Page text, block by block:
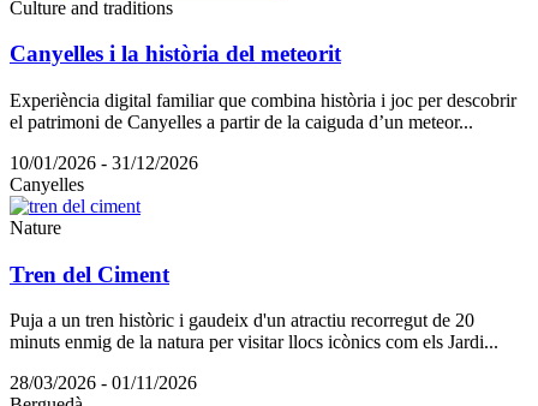
Culture and traditions
Canyelles i la història del meteorit
Experiència digital familiar que combina història i joc per descobrir
el patrimoni de Canyelles a partir de la caiguda d’un meteor...
10/01/2026 - 31/12/2026
Canyelles
Nature
Tren del Ciment
Puja a un tren històric i gaudeix d'un atractiu recorregut de 20
minuts enmig de la natura per visitar llocs icònics com els Jardi...
28/03/2026 - 01/11/2026